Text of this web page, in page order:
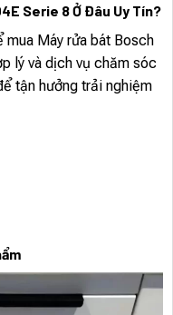
Serie 8 Ở Đâu Uy Tín?
mua Máy rửa bát Bosch
lý và dịch vụ chăm sóc
tận hưởng trải nghiệm